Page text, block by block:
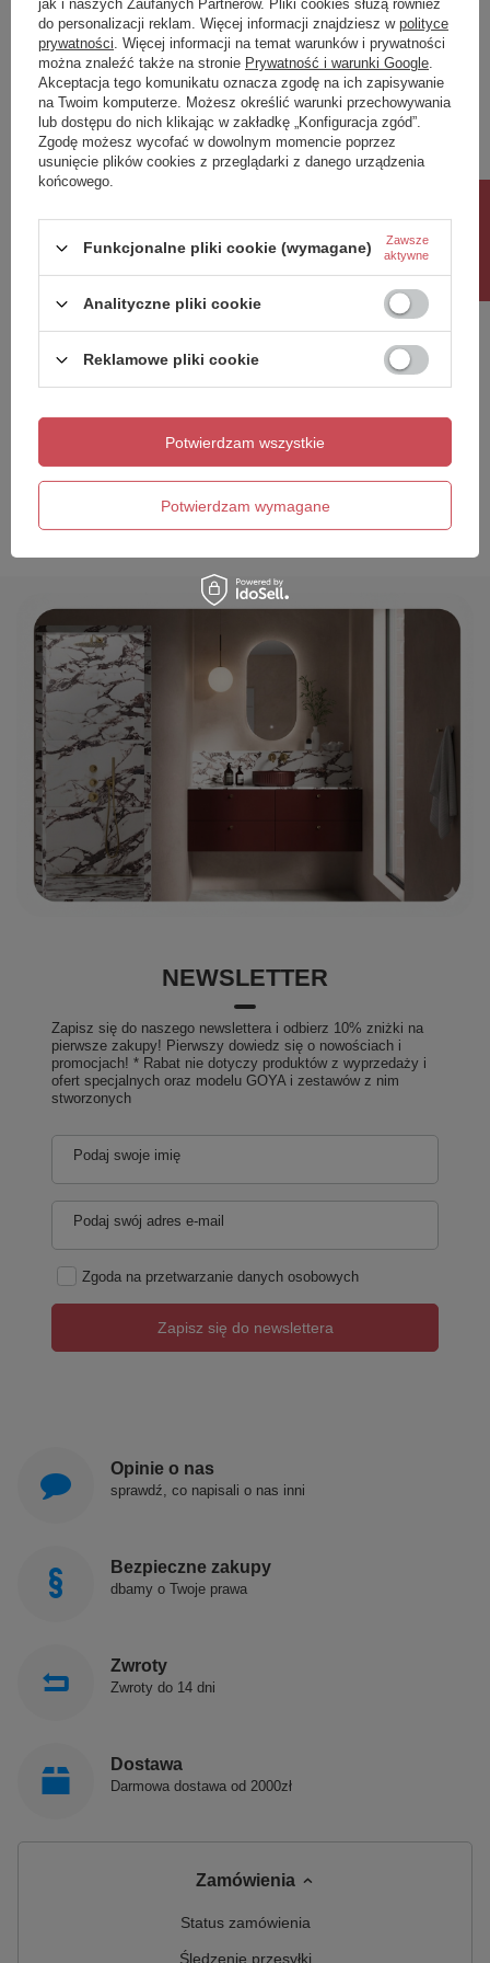
Twoja ocena:
5/5
Treść twojej opinii
Dodaj własne zdjęcie produktu:
Wyślij opinię
NEWSLETTER
Zapisz się do naszego newslettera i odbierz 10% zniżki na
pierwsze zakupy! Pierwszy dowiedz się o nowościach i
promocjach! * Rabat nie dotyczy produktów z wyprzedaży i
ofert specjalnych oraz modelu GOYA i zestawów z nim
stworzonych
Podaj swoje imię
Podaj swój adres e-mail
Zgoda na przetwarzanie danych osobowych
Zapisz się do newslettera
Opinie o nas
sprawdź, co napisali o nas inni
Bezpieczne zakupy
dbamy o Twoje prawa
Zwroty
Zwroty do 14 dni
Dostawa
Darmowa dostawa od 2000zł
Zamówienia
Status zamówienia
Śledzenie przesyłki
jak i naszych Zaufanych Partnerów. Pliki cookies służą również
do personalizacji reklam. Więcej informacji znajdziesz w polityce
prywatności . Więcej informacji na temat warunków i prywatności
można znaleźć także na stronie Prywatność i warunki Google
Akceptacja tego komunikatu oznacza zgodę na ich zapisywanie
na Twoim komputerze. Możesz określić warunki przechowywania
lub dostępu do nich klikając w zakładkę „Konfiguracja zgód”.
Zgodę możesz wycofać w dowolnym momencie poprzez
usunięcie plików cookies z przeglądarki z danego urządzenia
końcowego.
Funkcjonalne pliki cookie (wymagane)
Zawsze
aktywne
Analityczne pliki cookie
Reklamowe pliki cookie
Potwierdzam wymagane
Potwierdzam wszystkie